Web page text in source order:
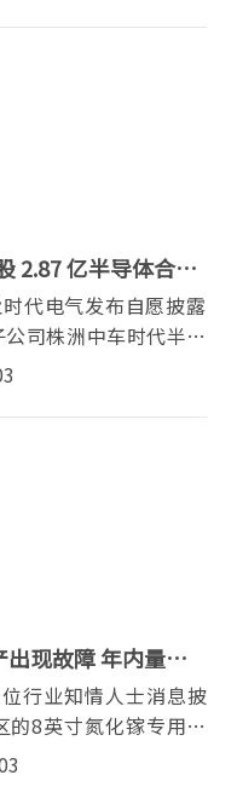
2.87 亿半导体合资
代电气发布自愿披露
司株洲中车时代半导
实验室等五家合...
现故障 年内量产
行业知情人士消息披
的8英寸氮化镓专用晶
验证环节出现可靠...